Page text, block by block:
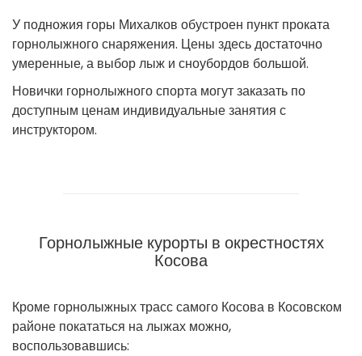
У подножия горы Михалков обустроен пункт проката
горнолыжного снаряжения. Цены здесь достаточно
умеренные, а выбор лыж и сноубордов большой.
Новички горнолыжного спорта могут заказать по
доступным ценам индивидуальные занятия с
инструктором.
Горнолыжные курорты в окрестностях
Косова
Кроме горнолыжных трасс самого Косова в Косовском
районе покататься на лыжах можно,
воспользовавшись: